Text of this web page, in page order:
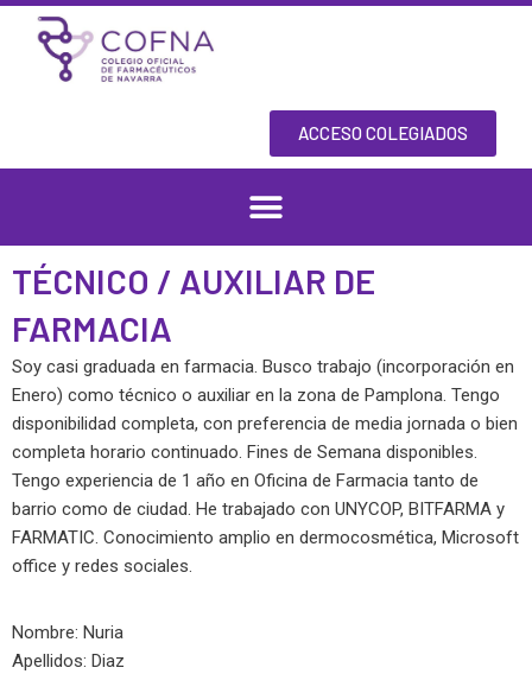
Skip
content
ACCESO COLEGIADOS
TÉCNICO / AUXILIAR DE
FARMACIA
Soy casi graduada en farmacia. Busco trabajo (incorporación en
Enero) como técnico o auxiliar en la zona de Pamplona. Tengo
disponibilidad completa, con preferencia de media jornada o bien
completa horario continuado. Fines de Semana disponibles.
Tengo experiencia de 1 año en Oficina de Farmacia tanto de
barrio como de ciudad. He trabajado con UNYCOP, BITFARMA y
FARMATIC. Conocimiento amplio en dermocosmética, Microsoft
office y redes sociales.
Nombre: Nuria
Apellidos: Diaz